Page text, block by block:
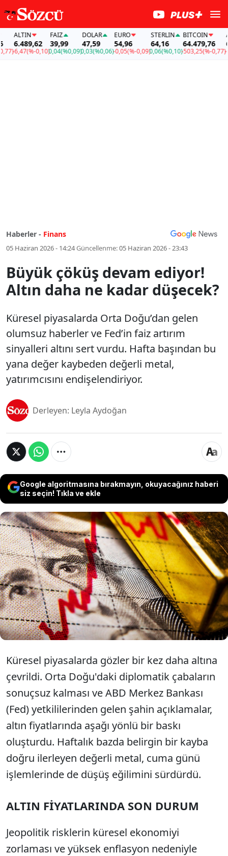
ALTIN
6.489,62
-6,47(%-0,10)
FAİZ
39,99
0,04(%0,09)
DOLAR
47,59
0,03(%0,06)
EURO
54,96
-0,05(%-0,09)
STERLIN
64,16
0,06(%0,10)
BITCOIN
64.479,76
-503,25(%-0,77)-
Haberler - Finans
05 Haziran 2026 - 14:24Güncellenme:05 Haziran 2026 - 23:43
Büyük çöküş devam ediyor!
Altın daha ne kadar düşecek?
Küresel piyasalarda Orta Doğu’dan gelen
olumsuz haberler ve Fed’in faiz artırım
sinyalleri altını sert vurdu. Hafta başından bu
yana değer kaybeden değerli metal,
yatırımcısını endişelendiriyor.
Derleyen: Leyla Aydoğan
Google algoritmasına bırakmayın, okuyacağınız haberi
siz seçin! Tıkla ve ekle
Küresel piyasalarda Orta Doğu’dan gelen
olumsuz haberler ve Fed’in faiz artırım
sinyalleri altını sert vurdu. Hafta başından bu
yana değer kaybeden değerli metal,
yatırımcısını endişelendiriyor.
Küresel piyasalarda gözler bir kez daha altına
çevrildi. Orta Doğu'daki diplomatik çabaların
sonuçsuz kalması ve ABD Merkez Bankası
(Fed) yetkililerinden gelen şahin açıklamalar,
altın fiyatlarında aşağı yönlü bir baskı
oluşturdu. Haftalık bazda belirgin bir kayba
doğru ilerleyen değerli metal, cuma günü
işlemlerinde de düşüş eğilimini sürdürdü.
ALTIN FİYATLARINDA SON DURUM
Jeopolitik risklerin küresel ekonomiyi
zorlaması ve yüksek enflasyon nedeniyle